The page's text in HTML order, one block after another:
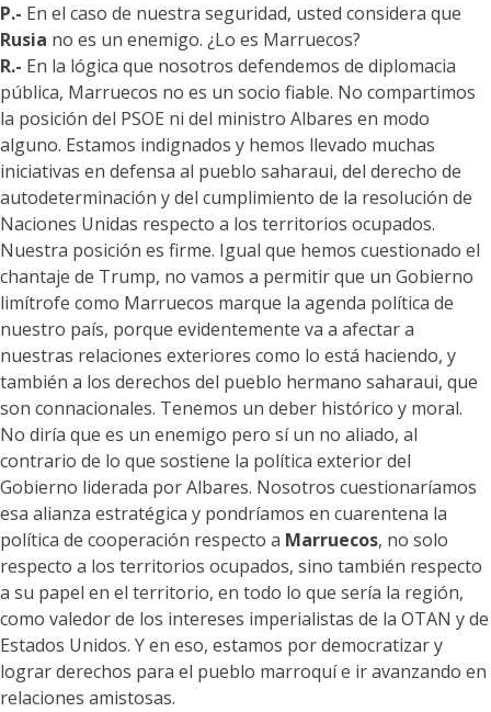
P.- En el caso de nuestra seguridad, usted considera que
Rusia no es un enemigo. ¿Lo es Marruecos?
R.- En la lógica que nosotros defendemos de diplomacia
pública, Marruecos no es un socio fiable. No compartimos
la posición del PSOE ni del ministro Albares en modo
alguno. Estamos indignados y hemos llevado muchas
iniciativas en defensa al pueblo saharaui, del derecho de
autodeterminación y del cumplimiento de la resolución de
Naciones Unidas respecto a los territorios ocupados.
Nuestra posición es firme. Igual que hemos cuestionado el
chantaje de Trump, no vamos a permitir que un Gobierno
limítrofe como Marruecos marque la agenda política de
nuestro país, porque evidentemente va a afectar a
nuestras relaciones exteriores como lo está haciendo, y
también a los derechos del pueblo hermano saharaui, que
son connacionales. Tenemos un deber histórico y moral.
No diría que es un enemigo pero sí un no aliado, al
contrario de lo que sostiene la política exterior del
Gobierno liderada por Albares. Nosotros cuestionaríamos
esa alianza estratégica y pondríamos en cuarentena la
política de cooperación respecto a Marruecos, no solo
respecto a los territorios ocupados, sino también respecto
a su papel en el territorio, en todo lo que sería la región,
como valedor de los intereses imperialistas de la OTAN y de
Estados Unidos. Y en eso, estamos por democratizar y
lograr derechos para el pueblo marroquí e ir avanzando en
relaciones amistosas.